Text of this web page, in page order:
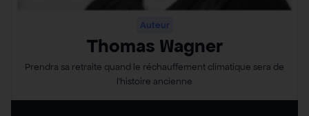
Auteur
Thomas Wagner
Prendra sa retraite quand le réchauffement climatique sera de
l’histoire ancienne